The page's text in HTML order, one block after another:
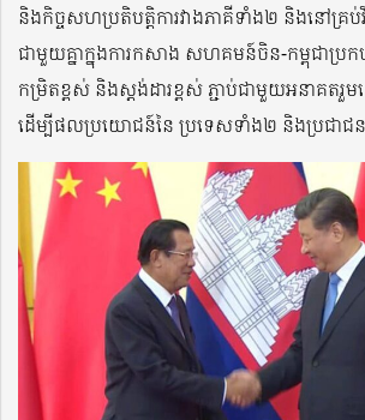
និងកិច្ចសហប្រតិបត្តិការវាងភាគីទាំង២ និងនៅ
ជាមួយគ្នាក្នុងការកសាង សហគមន៍ចិន-កម្ពុជាប្
កម្រិតខ្ពស់ និងស្ដង់ដារខ្ពស់ ភ្ជាប់ជាមួយអនាគត
ដើម្បីផលប្រយោជន៍នៃ ប្រទេសទាំង២ និងប្រជាជ